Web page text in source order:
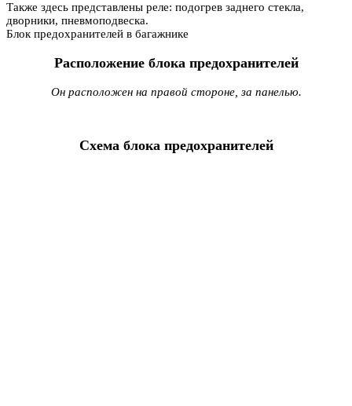
Также здесь представлены реле: подогрев заднего стекла,
дворники, пневмоподвеска.
Блок предохранителей в багажнике
Расположение блока предохранителей
Он расположен на правой стороне, за панелью.
Схема блока предохранителей